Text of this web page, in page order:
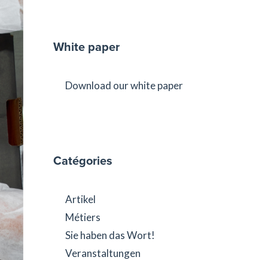
White paper
Download our white paper
Catégories
Artikel
Métiers
Sie haben das Wort!
Veranstaltungen